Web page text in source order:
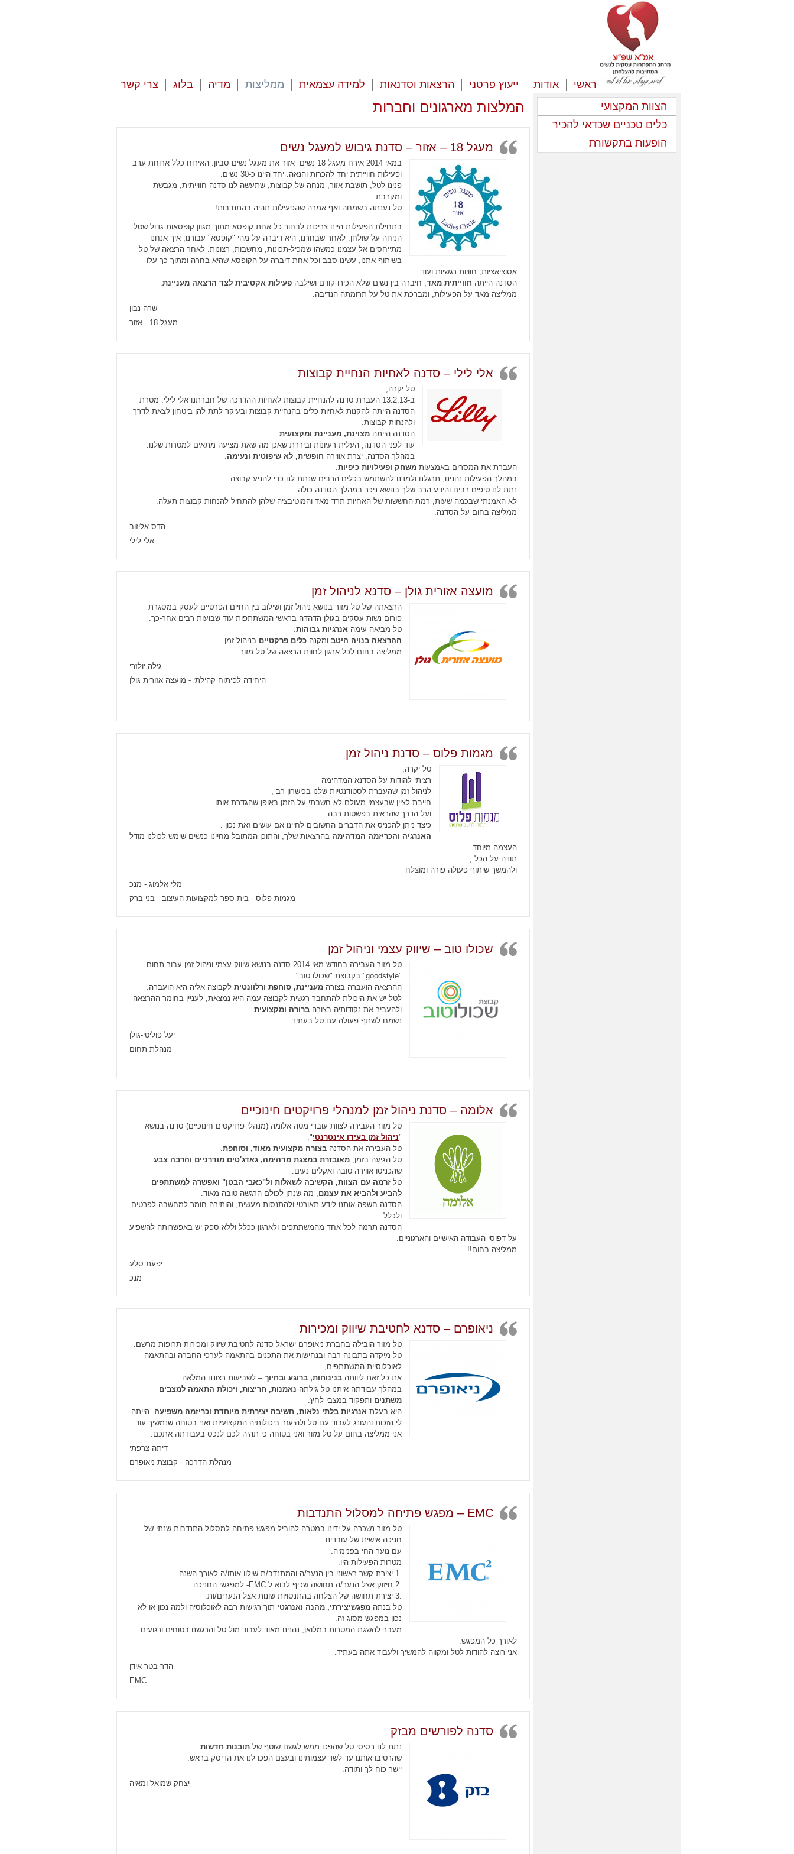
ראשי אודות ייעוץ פרטני הרצאות וסדנאות למידה עצמאית ממליצות מדיה בלוג
צרי קשר
הצוות המקצועי
כלים טכניים שכדאי להכיר
הופעות בתקשורת
המלצות מארגונים וחברות
מעגל 18 – אזור – סדנת גיבוש למעגל נשים
במאי 2014 אירח מעגל 18 נשים אזור את מעגל נשים סביון. האירוח כלל ארוחת ערב
ופעילות חווייתית יחד להכרות והנאה. יחד היינו כ-30 נשים.
פנינו לטל, תושבת אזור, מנחה של קבוצות, שתעשה לנו סדנה חווייתית, מגבשת
ומקרבת.
טל נענתה בשמחה ואף אמרה שהפעילות תהיה בהתנדבות!
בתחילת הפעילות היינו צריכות לבחור כל אחת קופסא מתוך מגוון קופסאות גדול שטל
הניחה על שולחן. לאחר שבחרנו, היא דיברה על מהי "קופסא" עבורנו, איך אנחנו
מתייחסים אל עצמנו כמשהו שמכיל-תכונות, מחשבות, רצונות. לאחר הרצאה של טל
בשיתוף אתנו, עשינו סבב וכל אחת דיברה על הקופסא שהיא בחרה ומתוך כך עלו
אסוציאציות, חוויות רגשיות ועוד.
הסדנה הייתה חווייתית מאד, חיברה בין נשים שלא הכירו קודם ושילבה פעילות אקטיבית לצד הרצאה מעניינת.
ממליצה מאד על הפעילות, ומברכת את טל על תרומתה הנדיבה.
שרה נבון
מעגל 18 - אזור
אלי לילי – סדנה לאחיות הנחיית קבוצות
טל יקרה,
ב-13.2.13 העברת סדנה להנחיית קבוצות לאחיות ההדרכה של חברתנו אלי לילי. מטרת
הסדנה הייתה להקנות לאחיות כלים בהנחיית קבוצות ובעיקר לתת להן ביטחון לצאת לדרך
ולהנחות קבוצות.
הסדנה הייתה מצוינת, מעניינת ומקצועית.
עוד לפני הסדנה, העלית רעיונות וביררת שאכן מה שאת מציעה מתאים למטרות שלנו.
במהלך הסדנה, יצרת אווירה חופשית, לא שיפוטית ונעימה.
העברת את המסרים באמצעות משחק ופעילויות כיפיות.
במהלך הפעילות נהנינו, תרגלנו ולמדנו להשתמש בכלים הרבים שנתת לנו כדי להניע קבוצה.
נתת לנו טיפים רבים והידע הרב שלך בנושא ניכר במהלך הסדנה כולה.
לא האמנתי שבכמה שעות, רמת החששות של האחיות תרד מאד והמוטיבציה שלהן להתחיל להנחות קבוצות תעלה.
ממליצה בחום על הסדנה.
הדס אליזוב
אלי לילי
מועצה אזורית גולן – סדנא לניהול זמן
הרצאתה של טל מזור בנושא ניהול זמן ושילוב בין החיים הפרטיים לעסק במסגרת
פורום נשות עסקים בגולן הדהדה בראשי המשתתפות עוד שבועות רבים אחר-כך.
טל מביאה עימה אנרגיות גבוהות.
ההרצאה בנויה היטב ומקנה כלים פרקטיים בניהול זמן.
ממליצה בחום לכל ארגון לחוות הרצאה של טל מזור.
גילה יולזרי
היחידה לפיתוח קהילתי - מועצה אזורית גולן
מגמות פלוס – סדנת ניהול זמן
טל יקרה,
רציתי להודות על הסדנא המדהימה
לניהול זמן שהעברת לסטודנטיות שלנו בכישרון רב ,
חייבת לציין שבעצמי מעולם לא חשבתי על הזמן באופן שהגדרת אותו …
ועל הדרך שהראית בפשטות רבה
כיצד ניתן להכניס את הדברים החשובים לחיינו אם עושים זאת נכון .
האנרגיה והכריזמה המדהימה בהרצאות שלך, והתוכן המתובל מחיינו כנשים שימש לכולנו מודל
העצמה מיוחד.
תודה על הכל ,
ולהמשך שיתוף פעולה פורה ומוצלח
מלי אלמוג - מנכ
מגמות פלוס - בית ספר למקצועות העיצוב - בני ברק
שכולו טוב – שיווק עצמי וניהול זמן
טל מזור העבירה בחודש מאי 2014 סדנה בנושא שיווק עצמי וניהול זמן עבור תחום
"goodstyle" בקבוצת "שכולו טוב".
ההרצאה הועברה בצורה מעניינת, סוחפת ורלוונטית לקבוצה אליה היא הועברה.
לטל יש את היכולת להתחבר רגשית לקבוצה עמה היא נמצאת, לעניין בחומר ההרצאה
ולהעביר את נקודותיה בצורה ברורה ומקצועית
נשמח לשתף פעולה עם טל בעתיד.
יעל פוליטי-גולן
מנהלת תחום
אלומה – סדנת ניהול זמן למנהלי פרויקטים חינוכיים
טל מזור העבירה לצוות עובדי מטה אלומה (מנהלי פרויקטים חינוכיים) סדנה בנושא
"ניהול זמן בעידן אינטרנטי".
טל העבירה את הסדנה בצורה מקצועית מאוד, וסוחפת.
טל הגיעה בזמן, מאובזרת במצגת מדהימה, גאדג'טים מודרניים והרבה צבע
שהכניסו אווירה טובה ואקלים נעים.
טל זרמה עם הצוות, הקשיבה לשאלות ול"כאבי הבטן" ואפשרה למשתתפים
להביע ולהביא את עצמם, מה שנתן לכולם הרגשה טובה מאוד.
הסדנה חשפה אותנו לידע תאורטי ולהתנסות מעשית, והותירה חומר למחשבה לפרטים
ולכלל.
הסדנה תרמה לכל אחד מהמשתתפים ולארגון ככלל וללא ספק יש באפשרותה להשפיע
על דפוסי העבודה האישיים והארגוניים.
ממליצה בחום!!
יפעת סלע
מנכ
ניאופרם – סדנא לחטיבת שיווק ומכירות
טל מזור הובילה בחברת ניאופרם ישראל סדנה לחטיבת שיווק ומכירות תרופות מרשם.
טל מיקדה בתבונה רבה ובנחישות את התכנים בהתאמה לערכי החברה ובהתאמה
לאוכלוסיית המשתתפים,
את כל זאת ליוותה בנינוחות, ברוגע ובחיוך – לשביעות רצוננו המלאה.
במהלך עבודתה איתנו טל גילתה נאמנות, חריצות, ויכולת התאמה למצבים
משתנים ותפקוד במצבי לחץ.
היא בעלת אנרגיות בלתי נלאות, חשיבה יצירתית מיוחדת וכריזמה משפיעה. הייתה
לי הזכות והעונג לעבוד עם טל ולהיעזר ביכולותיה המקצועיות ואני בטוחה שנמשיך עוד..
אני ממליצה בחום על טל מזור ואני בטוחה כי תהיה לכם לנכס בעבודתה אתכם.
דיתה צרפתי
מנהלת הדרכה - קבוצת ניאופרם
EMC – מפגש פתיחה למסלול התנדבות
טל מזור נשכרה על ידינו במטרה להוביל מפגש פתיחה למסלול התנדבות שנתי של
חניכה אישית של עובדינו
עם נוער החי בפנימיה.
מטרות הפעילות היו:
.1 יצירת קשר ראשוני בין הנער/ה והמתנדב/ת שילוו אותו/ה לאורך השנה.
.2 חיזוק אצל הנער/ה תחושה שכיף לבוא ל EMC- למפגשי החניכה.
.3 יצירת תחושה של הצלחה בהתנסויות שונות אצל הנערים/ות.
טל בנתה מפגשיצירתי, מהנה ואנרגטי תוך רגישות רבה לאוכלוסיה ולמה נכון או לא
נכון במפגש מסוג זה.
מעבר להשגת המטרות במלואן, נהנינו מאוד לעבוד מול טל והרגשנו בטוחים ורגועים
לאורך כל המפגש.
אני רוצה להודות לטל ומקווה להמשיך ולעבוד אתה בעתיד.
הדר בטר-אידן
EMC
סדנה לפורשים מבזק
נתת לנו רסיסי טל שהפכו ממש לגשם שוטף של תובנות חדשות
שהרטיבו אותנו עד לשד עצמותינו ובעצם הפכו לנו את הדיסק בראש.
יישר כוח לך ותודה.
יצחק שמואל ומאיה